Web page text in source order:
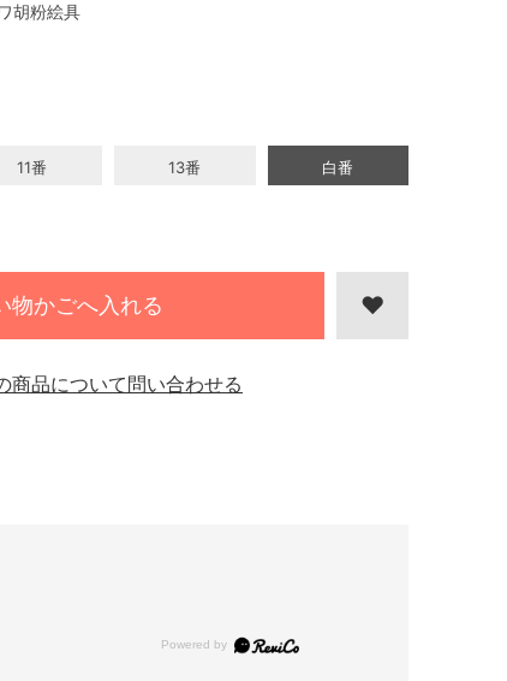
胡粉絵具
11番 13番 白番
物かごへ入れる
商品について問い合わせる